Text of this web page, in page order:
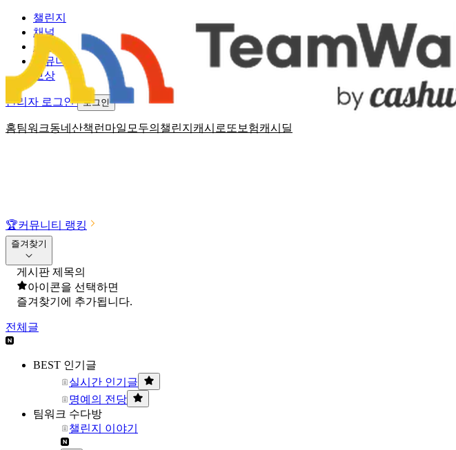
홈팀워크동네산책 런마일 모두의챌린지 캐시로또 보험캐시딜
챌린지
채널
소식
커뮤니티
보상
관리자 로그인 로그인
🏆커뮤니티 랭킹
즐겨찾기
게시판 제목의
아이콘을 선택하면
즐겨찾기에 추가됩니다.
전체글
BEST 인기글
실시간 인기글
명예의 전당
팀워크 수다방
챌린지 이야기